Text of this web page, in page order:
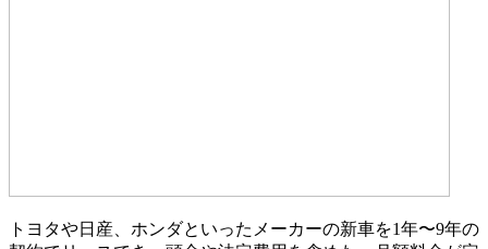
トヨタや日産、ホンダといったメーカーの新車を1年〜9年の